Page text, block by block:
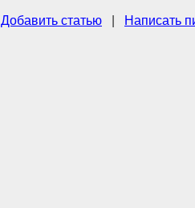
Добавить статью
Написать